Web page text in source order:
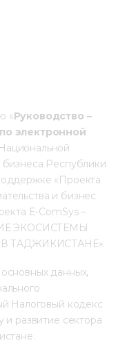
«Руководство –
электронной
Республики
«Проекта
и бизнес
E-ComSys –
ЭКОСИСТЕМЫ
ТАДЖИКИСТАНЕ».
данных,
Налоговый кодекс
развитие сектора